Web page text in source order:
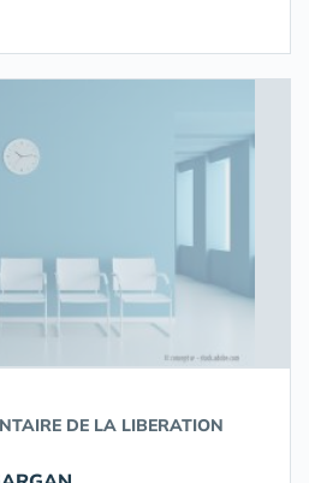
DE LA LIBERATION